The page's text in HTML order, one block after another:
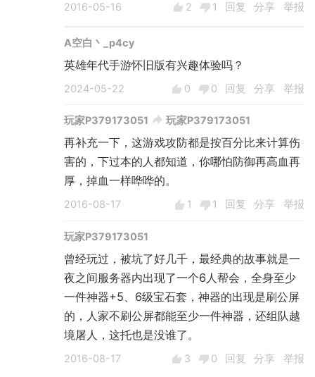
2016-05-16 2 1 回复 分享 举报
A空白丶_p4cy
英雄年代手游怀旧版有兴趣体验吗？
2024-05-22 0 0 回复 分享 举报
玩家P379173051 玩家P379173051
再补充一下，这游戏攻防都是按百分比来计算伤
害的，下过本的人都知道，你哪怕防御再高血再
厚，掉血一样哗哗的。
2016-08-17 1 1 回复 分享 举报
玩家P379173051
曾经玩过，被坑了好几千，最经典的故事就是一
夜之间服务器内出现了一个6人帮会，全身至少
一件神器+5、6级宝石套，神器的出现是刷公屏
的，人家不刷公屏都能至少一件神器，还组队越
境屠人，这托也是没谁了。
2016-08-17 3 0 回复 分享 举报